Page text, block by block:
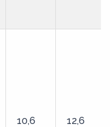
10,6 12,6